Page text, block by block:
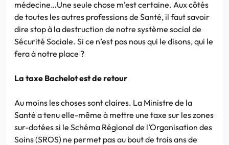
médecine…Une seule chose m’est certaine. Aux côtés
de toutes les autres professions de Santé, il faut savoir
dire stop à la destruction de notre système social de
Sécurité Sociale. Si ce n’est pas nous qui le disons, qui le
fera à notre place ?
La taxe Bachelot est de retour
Au moins les choses sont claires. La Ministre de la
Santé a tenu elle-même à mettre une taxe sur les zones
sur-dotées si le Schéma Régional de l’Organisation des
Soins (SROS) ne permet pas au bout de trois ans de